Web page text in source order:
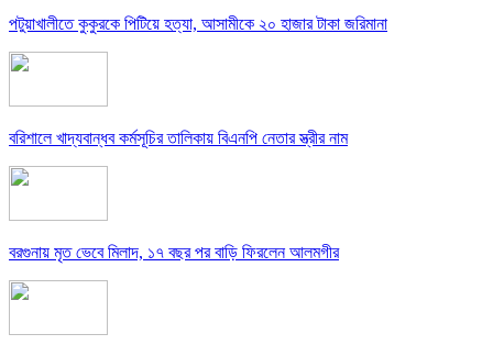
পটুয়াখালীতে কুকুরকে পিটিয়ে হত্যা, আসামীকে ২০ হাজার টাকা জরিমানা
বরিশালে খাদ্যবান্ধব কর্মসূচির তালিকায় বিএনপি নেতার স্ত্রীর নাম
বরগুনায় মৃত ভেবে মিলাদ, ১৭ বছর পর বাড়ি ফিরলেন আলমগীর